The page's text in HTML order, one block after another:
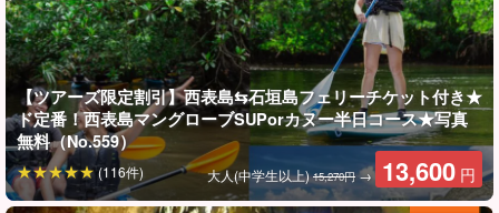
途中、清流を見ることができたり、ジャングルだけでなく、水辺
で遊ぶこともできます。
最大水深150センチメートルと水深の浅いモダマ池では、ライフジ
ャケットを付けながら泳ぐだけでなく、お魚や川えびなどを網
（無料でレンタル）で取ることもできるので、ご家族で楽しむ事
ができます。
【ツアーズ限定割引】西表島⇆石垣島フェリーチケット付き★
ド定番！西表島マングローブSUPorカヌー半日コース★写真
無料（No.559）
大人(中学生以上)15,270円→ 13,600 円
(116件)